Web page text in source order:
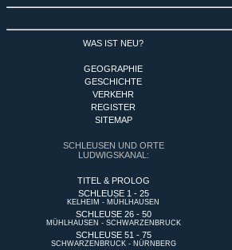
WAS IST NEU?
GEOGRAPHIE
GESCHICHTE
VERKEHR
REGISTER
SITEMAP
SCHLEUSEN UND ORTE
LUDWIGSKANAL:
TITEL & PROLOG
SCHLEUSE 1 - 25
KELHEIM - MÜHLHAUSEN
SCHLEUSE 26 - 50
MÜHLHAUSEN - SCHWARZENBRUCK
SCHLEUSE 51 - 75
SCHWARZENBRUCK - NÜRNBERG